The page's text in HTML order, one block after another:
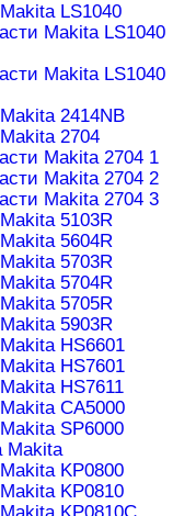
LS1040
Makita LS1040
Makita LS1040
2414NB
2704
Makita 2704 1
Makita 2704 2
Makita 2704 3
5103R
5604R
5703R
5704R
5705R
5903R
HS6601
HS7601
HS7611
CA5000
SP6000
Makita
KP0800
KP0810